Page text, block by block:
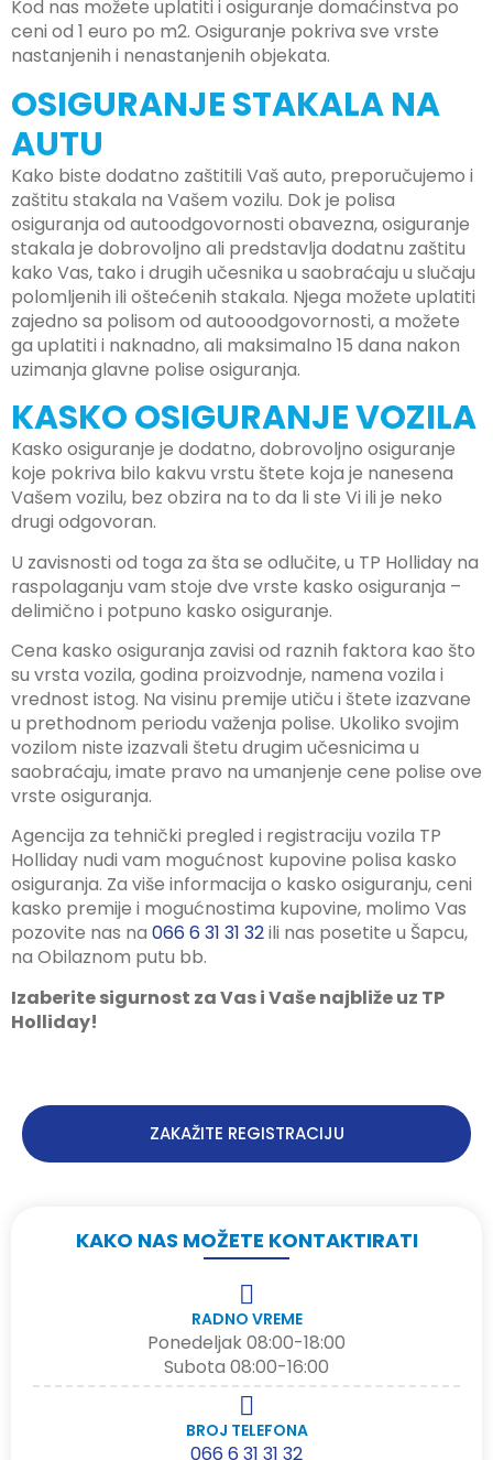
Kod nas možete uplatiti i osiguranje domaćinstva po
ceni od 1 euro po m2. Osiguranje pokriva sve vrste
nastanjenih i nenastanjenih objekata.
OSIGURANJE STAKALA NA
AUTU
Kako biste dodatno zaštitili Vaš auto, preporučujemo i
zaštitu stakala na Vašem vozilu. Dok je polisa
osiguranja od autoodgovornosti obavezna, osiguranje
stakala je dobrovoljno ali predstavlja dodatnu zaštitu
kako Vas, tako i drugih učesnika u saobraćaju u slučaju
polomljenih ili oštećenih stakala. Njega možete uplatiti
zajedno sa polisom od autooodgovornosti, a možete
ga uplatiti i naknadno, ali maksimalno 15 dana nakon
uzimanja glavne polise osiguranja.
KASKO OSIGURANJE VOZILA
Kasko osiguranje je dodatno, dobrovoljno osiguranje
koje pokriva bilo kakvu vrstu štete koja je nanesena
Vašem vozilu, bez obzira na to da li ste Vi ili je neko
drugi odgovoran.
U zavisnosti od toga za šta se odlučite, u TP Holliday na
raspolaganju vam stoje dve vrste kasko osiguranja –
delimično i potpuno kasko osiguranje.
Cena kasko osiguranja zavisi od raznih faktora kao što
su vrsta vozila, godina proizvodnje, namena vozila i
vrednost istog. Na visinu premije utiču i štete izazvane
u prethodnom periodu važenja polise. Ukoliko svojim
vozilom niste izazvali štetu drugim učesnicima u
saobraćaju, imate pravo na umanjenje cene polise ove
vrste osiguranja.
Agencija za tehnički pregled i registraciju vozila TP
Holliday nudi vam mogućnost kupovine polisa kasko
osiguranja. Za više informacija o kasko osiguranju, ceni
kasko premije i mogućnostima kupovine, molimo Vas
pozovite nas na 066 6 31 31 32ili nas posetite u Šapcu,
na Obilaznom putu bb.
Izaberite sigurnost za Vas i Vaše najbliže uz TP
Holliday!
ZAKAŽITE REGISTRACIJU
KAKO NAS MOŽETE KONTAKTIRATI
RADNO VREME
Ponedeljak 08:00-18:00
Subota 08:00-16:00
BROJ TELEFONA
066 6 31 31 32